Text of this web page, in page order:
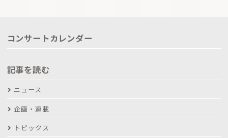
コンサートカレンダー
記事を読む
ニュース
企画・連載
トピックス